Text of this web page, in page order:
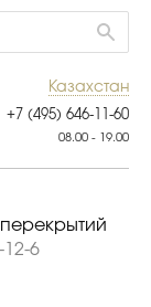
Казахстан
+7 (495) 646-11-60
08.00 - 19.00
перекрытий
12-6